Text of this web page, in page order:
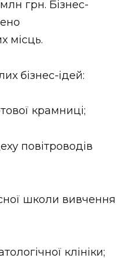
УКРАЇНИ
грн. Бізнес-
місць.
бізнес-ідей:
крамниці;
повітроводів
школи вивчення
клініки;